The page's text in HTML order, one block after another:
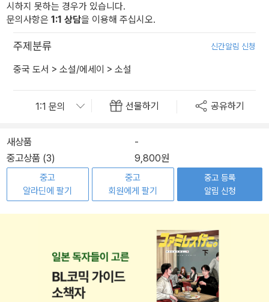
시하지 못하는 경우가 있습니다.
문의사항은 1:1 상담을 이용해 주십시오.
주제분류 신간알림 신청
중국 도서 > 소설/에세이 > 소설
선물하기 공유하기
새상품
-
중고상품 (3)
9,800원
중고
알라딘에 팔기
중고
회원에게 팔기
중고 등록
알림 신청